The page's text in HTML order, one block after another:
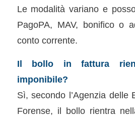
Le modalità variano e
PagoPA, MAV, bonifico o
conto corrente.
Il bollo in fattura
imponibile?
Sì, secondo l’Agenzia delle
Forense, il bollo rientra